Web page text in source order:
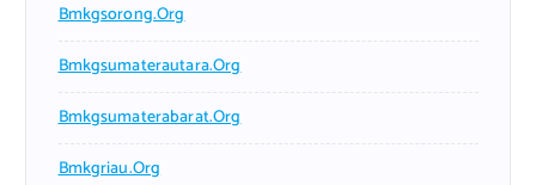
Bmkgsorong.org
Bmkgsumaterautara.org
Bmkgsumaterabarat.org
Bmkgriau.org